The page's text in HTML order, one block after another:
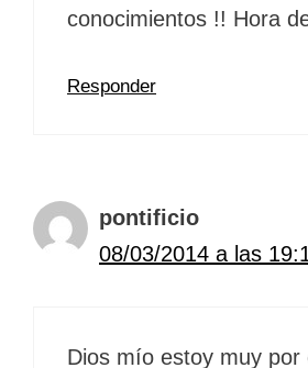
conocimientos !! Hora
Responder
pontificio
08/03/2014 a las
Dios mío estoy muy por